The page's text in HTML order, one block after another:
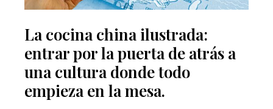
La cocina china ilustrada:
entrar por la puerta de atrás a
una cultura donde todo
empieza en la mesa.